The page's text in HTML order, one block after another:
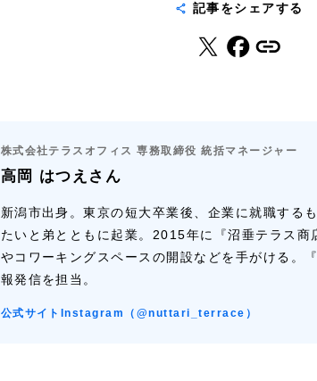
記事をシェアする
株式会社テラスオフィス 専務取締役 統括マネージャー
高岡 はつえさん
新潟市出身。東京の短大卒業後、企業に就職する
たいと弟とともに起業。2015年に『沼垂テラス
やコワーキングスペースの開設などを手がける。
報発信を担当。
公式サイト Instagram（@nuttari_terrace）